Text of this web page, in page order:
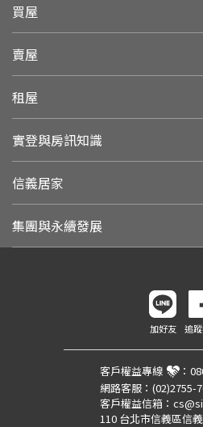
買屋
賣屋
租屋
實登與房訊知識
信義居家
集團與永續發展
加好友 追
客戶權益專線 ：
網路客服： (02)2755-
客戶權益信箱：
110 台北市信義區信